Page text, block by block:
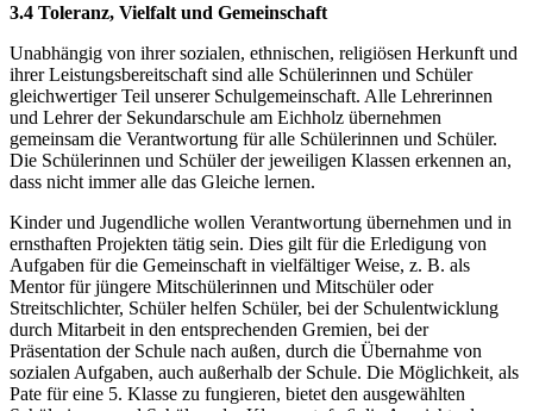
3.4 Toleranz, Vielfalt und Gemeinschaft
Unabhängig von ihrer sozialen, ethnischen, religiösen Herkunft und
ihrer Leistungsbereitschaft sind alle Schülerinnen und Schüler
gleichwertiger Teil unserer Schulgemeinschaft. Alle Lehrerinnen
und Lehrer der Sekundarschule am Eichholz übernehmen
gemeinsam die Verantwortung für alle Schülerinnen und Schüler.
Die Schülerinnen und Schüler der jeweiligen Klassen erkennen an,
dass nicht immer alle das Gleiche lernen.
Kinder und Jugendliche wollen Verantwortung übernehmen und in
ernsthaften Projekten tätig sein. Dies gilt für die Erledigung von
Aufgaben für die Gemeinschaft in vielfältiger Weise, z. B. als
Mentor für jüngere Mitschülerinnen und Mitschüler oder
Streitschlichter, Schüler helfen Schüler, bei der Schulentwicklung
durch Mitarbeit in den entsprechenden Gremien, bei der
Präsentation der Schule nach außen, durch die Übernahme von
sozialen Aufgaben, auch außerhalb der Schule. Die Möglichkeit, als
Pate für eine 5. Klasse zu fungieren, bietet den ausgewählten